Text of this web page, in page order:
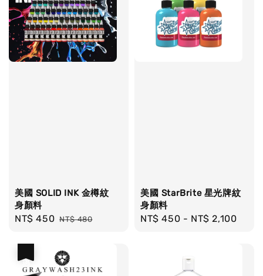
美國 SOLID INK 金樽紋
身顏料
Sale
NT$ 450 Regular
NT$ 480
美國 StarBrite 星光牌紋
身顏料
Regular
NT$ 450 - NT$ 2,100